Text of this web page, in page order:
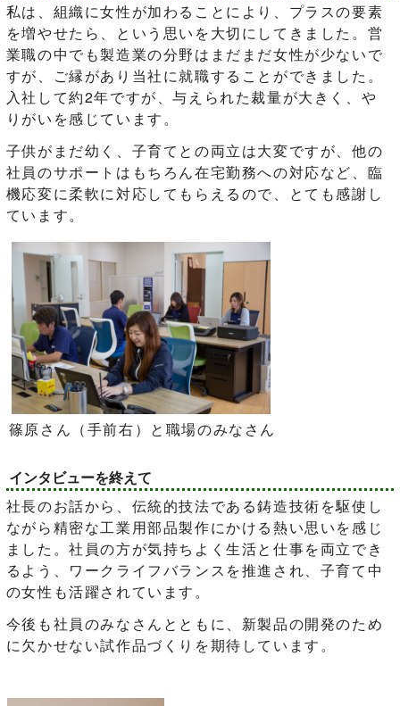
私は、組織に女性が加わることにより、プラスの要素
を増やせたら、という思いを大切にしてきました。営
業職の中でも製造業の分野はまだまだ女性が少ないで
すが、ご縁があり当社に就職することができました。
入社して約2年ですが、与えられた裁量が大きく、や
りがいを感じています。
子供がまだ幼く、子育てとの両立は大変ですが、他の
社員のサポートはもちろん在宅勤務への対応など、臨
機応変に柔軟に対応してもらえるので、とても感謝し
ています。
篠原さん（手前右）と職場のみなさん
インタビューを終えて
社長のお話から、伝統的技法である鋳造技術を駆使し
ながら精密な工業用部品製作にかける熱い思いを感じ
ました。社員の方が気持ちよく生活と仕事を両立でき
るよう、ワークライフバランスを推進され、子育て中
の女性も活躍されています。
今後も社員のみなさんとともに、新製品の開発のため
に欠かせない試作品づくりを期待しています。